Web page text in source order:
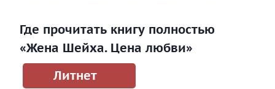
Где прочитать книгу полностью
«Жена Шейха. Цена любви»
Литнет